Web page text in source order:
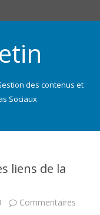
des contenus et
Sociaux
liens de la
Commentaires